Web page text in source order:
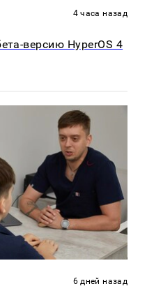
4 часа назад
версию HyperOS 4
6 дней назад